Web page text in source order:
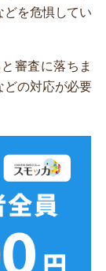
どを危惧してい
審査に落ちま
どの対応が必要